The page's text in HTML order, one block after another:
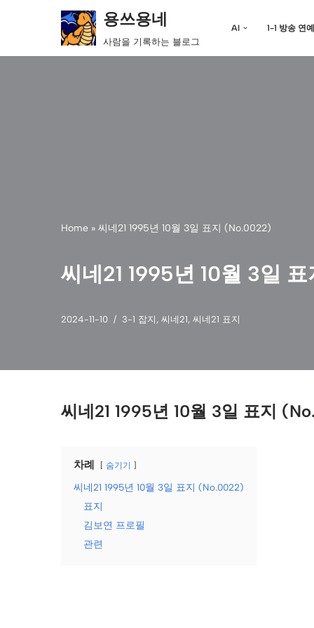
텐
용쓰용네
사람을 기록하는 블로그
AI 1-1 방송 연예
Home » 씨네21 1995년 10월 3일 표지 (No.0022)
씨네21 1995년 10월 3일
2024-11-10 3-1 잡지 , 씨네21, 씨네21 표지
씨네21 1995년 10월 3일 표지
차례 숨기기
씨네21 1995년 10월 3일 표지 (No.0022)
표지
김보연 프로필
관련